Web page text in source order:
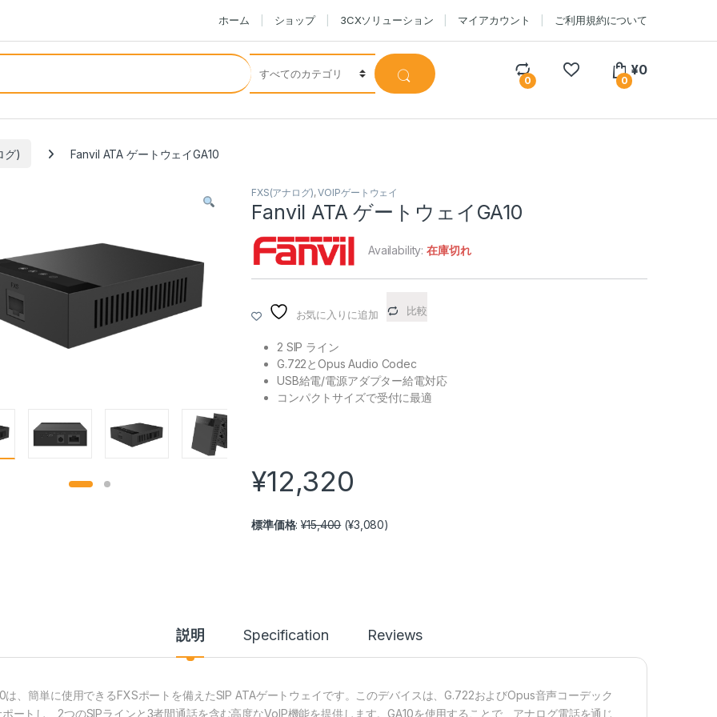
ホーム ショップ 3CXソリューション マイアカウント ご利用規約について
0 0
¥0
グ) Fanvil ATA ゲートウェイGA10
FXS(アナログ),VOIPゲートウェイ
Fanvil ATA ゲートウェイGA10
Availability:在庫切れ
お気に入りに追加 比較
2 SIP ライン
G.722とOpus Audio Codec
USB給電/電源アダプター給電対応
コンパクトサイズで受付に最適
¥12,320
標準価格:¥15,400(¥3,080)
説明 Specification Reviews
は、簡単に使用できるFXSポートを備えたSIP ATAゲートウェイです。このデバイスは、G.722およびOpus音声コーデック
ートし、2つのSIPラインと3者間通話を含む高度なVoIP機能を提供します。GA10を使用することで、アナログ電話を通じ